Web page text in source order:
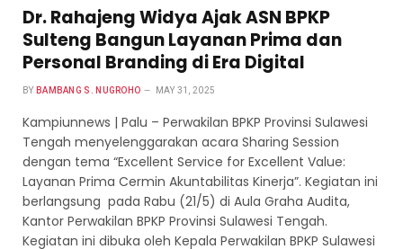
Dr. Rahajeng Widya Ajak ASN BPKP
Sulteng Bangun Layanan Prima dan
Personal Branding di Era Digital
BY BAMBANG S. NUGROHO MAY 31, 2025
Kampiunnews | Palu – Perwakilan BPKP Provinsi Sulawesi
Tengah menyelenggarakan acara Sharing Session
dengan tema “Excellent Service for Excellent Value:
Layanan Prima Cermin Akuntabilitas Kinerja”. Kegiatan ini
berlangsung pada Rabu (21/5) di Aula Graha Audita,
Kantor Perwakilan BPKP Provinsi Sulawesi Tengah.
Kegiatan ini dibuka oleh Kepala Perwakilan BPKP Sulawesi